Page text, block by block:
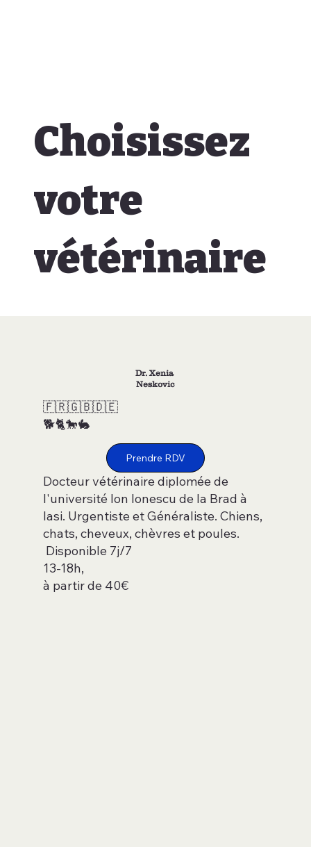
Dr. Xenia
Neskovic
🇫🇷🇬🇧🇩🇪
🐕🐈🐎🐇
Prendre RDV
Docteur vétérinaire diplomée de
l'université Ion Ionescu de la Brad à
Iasi. Urgentiste et Généraliste. Chiens,
chats, cheveux, chèvres et poules.
Disponible 7j/7
13-18h,
à partir de 40€
Choisissez
votre
vétérinaire